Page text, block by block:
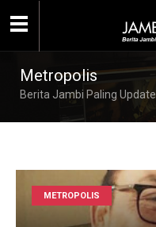
Metropolis
Berita Jambi Paling Update
METROPOLIS